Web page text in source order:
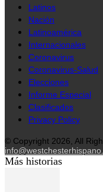
Latinos
Nación
Latinoamérica
Internacionales
Coronavirus
Coronavirus-Salud
Elecciones
Informe Especial
Clasificados
Privacy Policy
© Copyright 2026, All
Más historias